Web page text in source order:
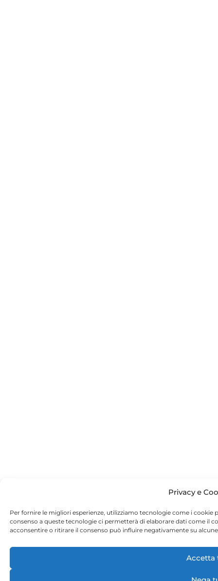
Privacy e
Per fornire le migliori esperienze, utilizziamo tecnologie come i
consenso a queste tecnologie ci permetterà di elaborare dati come il
acconsentire o ritirare il consenso può influire negativamente su
Accetta